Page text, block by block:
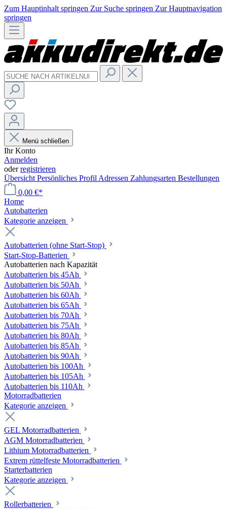
Zum Hauptinhalt springen Zur Suche springen Zur Hauptnavigation
springen
Menü schließen
Ihr Konto
Anmelden
oderregistrieren
Übersicht Persönliches Profil Adressen Zahlungsarten Bestellungen
0,00 €*
Home
Autobatterien
Kategorie anzeigen
Autobatterien (ohne Start-Stop)
Start-Stop-Batterien
Autobatterien nach Kapazität
Autobatterien bis 45Ah
Autobatterien bis 50Ah
Autobatterien bis 60Ah
Autobatterien bis 65Ah
Autobatterien bis 70Ah
Autobatterien bis 75Ah
Autobatterien bis 80Ah
Autobatterien bis 85Ah
Autobatterien bis 90Ah
Autobatterien bis 100Ah
Autobatterien bis 105Ah
Autobatterien bis 110Ah
Motorradbatterien
Kategorie anzeigen
GEL Motorradbatterien
AGM Motorradbatterien
Lithium Motorradbatterien
Extrem rüttelfeste Motorradbatterien
Starterbatterien
Kategorie anzeigen
Rollerbatterien